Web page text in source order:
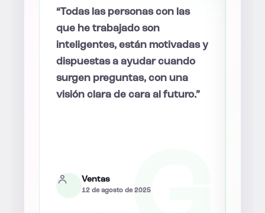
“Todas las personas con las
que he trabajado son
inteligentes, están motivadas y
dispuestas a ayudar cuando
surgen preguntas, con una
visión clara de cara al futuro.”
Ventas
12 de agosto de 2025